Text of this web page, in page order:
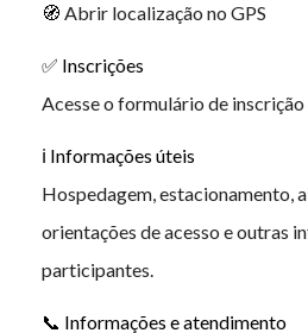
🧭 Abrir localização no GPS
✅ Inscrições
Acesse o formulário de inscrição
ℹ️ Informações úteis
Hospedagem, estacionamento,
orientações de acesso e outras
participantes.
📞 Informações e atendimento